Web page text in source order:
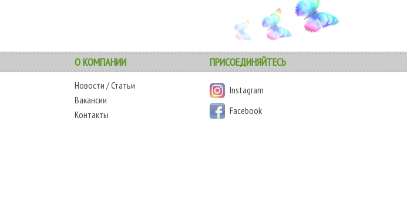
О КОМПАНИИ ПРИСОЕДИНЯЙТЕСЬ
Новости /Статьи
Вакансии
Контакты
Instagram
Facebook